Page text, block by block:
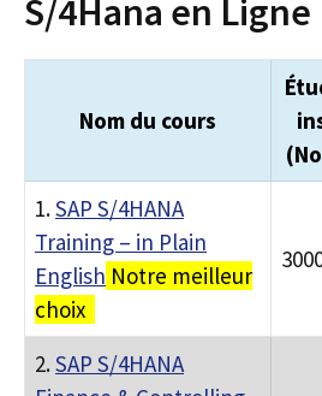
S/4Hana en Ligne
Nom du cours
1.SAP S/4HANA
Training – in Plain
English Notre meilleur
choix
2.SAP S/4HANA